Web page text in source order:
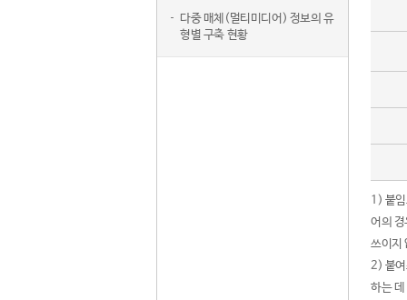
다중 매체(멀티미디어) 정보의 유
형별 구축 현황
1) 붙
어의
쓰이지
2) 붙여
하는